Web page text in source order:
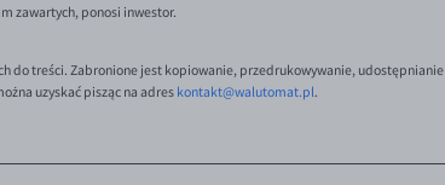
zawartych, ponosi inwestor.
do treści. Zabronione jest kopiowanie, przedrukowywanie,
uzyskać pisząc na adres kontakt@walutomat.pl.